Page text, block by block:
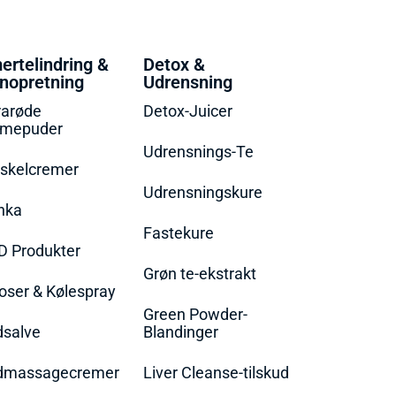
&
Produkter
& Kølespray
Detox &
Udrensning
Detox-Juicer
Udrensnings-Te
Udrensningskure
Fastekure
Grøn te-ekstrakt
Green Powder-
Blandinger
Liver Cleanse-tilskud